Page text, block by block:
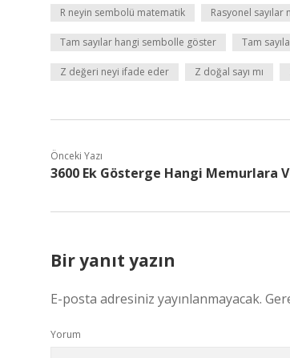
R neyin sembolü matematik Rasyonel
Tam sayılar hangi sembolle göster Tam
Z değeri neyi ifade eder Z doğal sayı mı
Önceki Yazı
3600 Ek Gösterge Hangi Memurlara
Bir yanıt yazın
E-posta adresiniz yayınlanmayacak.
Yorum